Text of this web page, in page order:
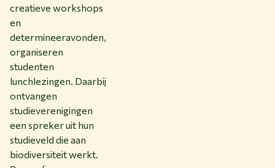
creatieve workshops
en
determineeravonden,
organiseren
studenten
lunchlezingen. Daarbij
ontvangen
studieverenigingen
een spreker uit hun
studieveld die aan
biodiversiteit werkt.